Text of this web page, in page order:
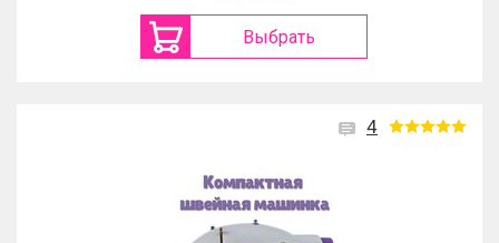
Выбрать
4